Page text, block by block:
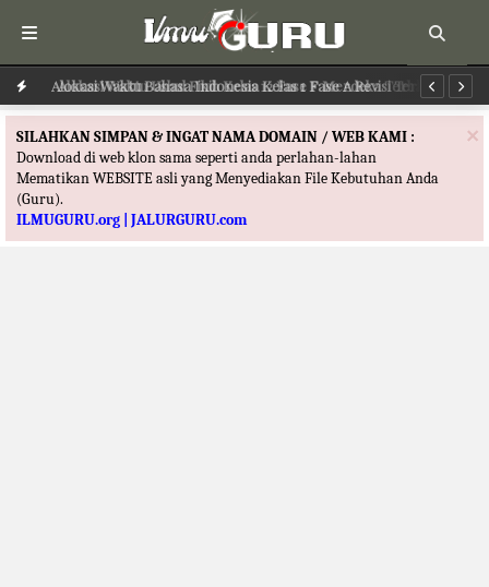
Alokasi Waktu Bahasa Indonesia Kelas 1 Fase A Revisi Terbaru
Alokasi Waktu Ushul Fikih Kelas 12 Fase F Merdeka Terbaru
×
SILAHKAN SIMPAN & INGAT NAMA DOMAIN / WEB KAMI :
Download di web klon sama seperti anda perlahan-lahan
Mematikan WEBSITE asli yang Menyediakan File Kebutuhan Anda
(Guru).
ILMUGURU.org | JALURGURU.com